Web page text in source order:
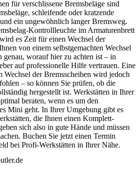
für verschlissene Bremsbeläge sind
schleifende oder kratzende
ein ungewöhnlich langer Bremsweg.
Kontrollleuchte im Armaturenbrett
es Zeit für einen Wechsel der
von einem selbstgemachten Wechsel
genau, worauf hier zu achten ist – in
auf professionelle Hilfe vertrauen. Eine
Wechsel der Bremsscheiben wird jedoch
– so können Sie prüfen, ob die
hergestellt ist. Werkstätten in Ihrer
beraten, wenn es um den
Mini geht. In Ihrer Umgebung gibt es
die Ihnen einen Komplett-
sich also in gute Hände und müssen
Buchen Sie jetzt einen Termin
bei Profi-Werkstätten in Ihrer Nähe.